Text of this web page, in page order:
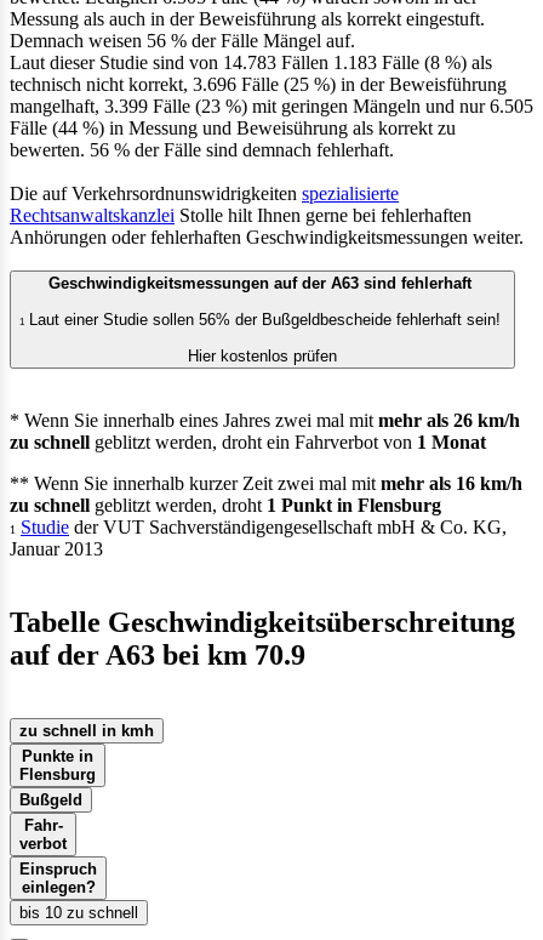
Messung als auch in der Beweisführung als korrekt eingestuft.
Demnach weisen 56 % der Fälle Mängel auf.
Laut dieser Studie sind von 14.783 Fällen 1.183 Fälle (8 %) als
technisch nicht korrekt, 3.696 Fälle (25 %) in der Beweisführung
mangelhaft, 3.399 Fälle (23 %) mit geringen Mängeln und nur 6.505
Fälle (44 %) in Messung und Beweisührung als korrekt zu
bewerten. 56 % der Fälle sind demnach fehlerhaft.
Die auf Verkehrsordnunswidrigkeiten spezialisierte
Rechtsanwaltskanzlei Stolle hilt Ihnen gerne bei fehlerhaften
Anhörungen oder fehlerhaften Geschwindigkeitsmessungen weiter.
Geschwindigkeitsmessungen auf der A63 sind fehlerhaft
1
Laut einer Studie sollen 56% der Bußgeldbescheide fehlerhaft sein!
Hier kostenlos prüfen
* Wenn Sie innerhalb eines Jahres zwei mal mit mehr als 26 km/h
zu schnell geblitzt werden, droht ein Fahrverbot von 1 Monat
** Wenn Sie innerhalb kurzer Zeit zwei mal mit mehr als 16 km/h
zu schnell geblitzt werden, droht 1 Punkt in Flensburg
1 Studie der VUT Sachverständigengesellschaft mbH & Co. KG,
Januar 2013
Tabelle Geschwindigkeitsüberschreitung
auf der A63 bei km 70.9
zu schnell in kmh
Punkte in
Flensburg
Bußgeld
Fahr-
verbot
Einspruch
einlegen?
bis 10 zu schnell